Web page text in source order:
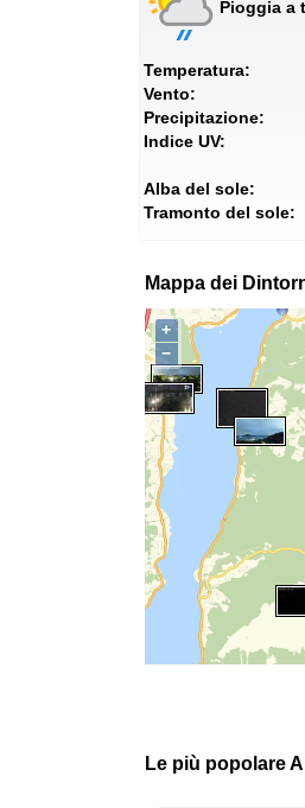
Pioggia a
Temperatura:
Vento:
Precipitazione:
Indice UV:
Alba del sole:
Tramonto del sole:
Mappa dei
+
−
Le più popolare